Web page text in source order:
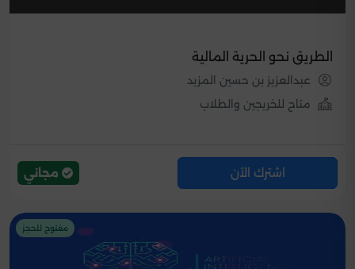
الطريق نحو الحرية المالية
عبدالعزيز بن حسين المزيد
متاح للخريجين والطلاب
اشترك الآن مجاني
مفتوح للحجز